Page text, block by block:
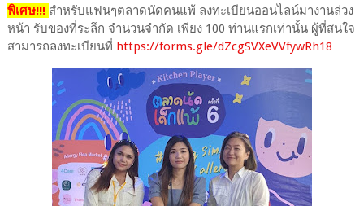
พิเศษ!!! สำหรับแฟนๆตลาดนัดคนแพ้ ลงทะเบียนออนไลน์มางานล่วง
หน้า รับของที่ระลึก จำนวนจำกัด เพียง 100 ท่านแรกเท่านั้น ผู้ที่สนใจ
สามารถลงทะเบียนที่ https://forms.gle/dZcgSVXeVVfywRh18